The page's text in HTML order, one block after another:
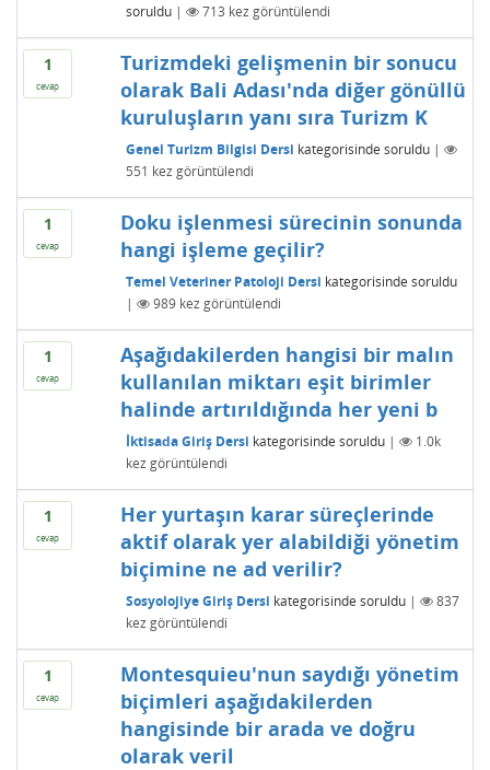
soruldu | 713 kez görüntülendi
1
cevap
Turizmdeki gelişmenin bir sonucu
olarak Bali Adası'nda diğer gönüllü
kuruluşların yanı sıra Turizm K
Genel Turizm Bilgisi Dersi kategorisinde soruldu |
551 kez görüntülendi
1
cevap
Doku işlenmesi sürecinin sonunda
hangi işleme geçilir?
Temel Veteriner Patoloji Dersi kategorisinde soruldu
|
989kez görüntülendi
1
cevap
Aşağıdakilerden hangisi bir malın
kullanılan miktarı eşit birimler
halinde artırıldığında her yeni b
İktisada Giriş Dersi kategorisinde soruldu |
1.0k
kez görüntülendi
1
cevap
Her yurtaşın karar süreçlerinde
aktif olarak yer alabildiği yönetim
biçimine ne ad verilir?
Sosyolojiye Giriş Dersi kategorisinde soruldu |
837
kez görüntülendi
1
cevap
Montesquieu'nun saydığı yönetim
biçimleri aşağıdakilerden
hangisinde bir arada ve doğru
olarak veril